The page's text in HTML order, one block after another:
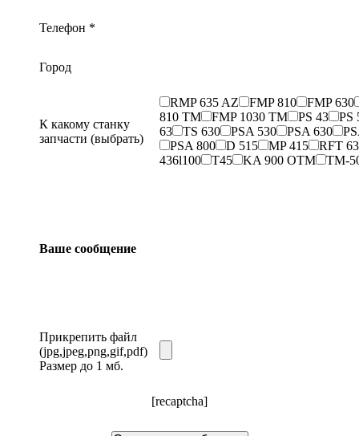
Телефон *
Город
К какому станку
запчасти (выбрать)
RMP 635 AZ FMP 810
FMP 630
810 TM
FMP 1030 TM PS 43
PS
63
TS 630 PSA 530 PSA 630
PSA 800
D 515 MP 415
RFT
436l100
T45 KA 900 OTM TM-
Ваше сообщение
Прикрепить файл
(jpg,jpeg,png,gif,pdf)
Размер до 1 мб.
[recaptcha]